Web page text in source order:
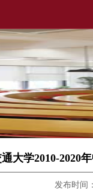
大学2010-2020
发布时间